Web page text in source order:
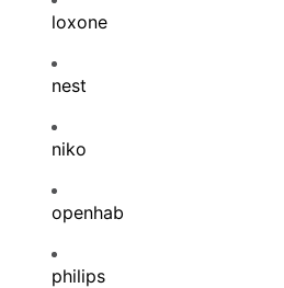
loxone
nest
niko
openhab
philips